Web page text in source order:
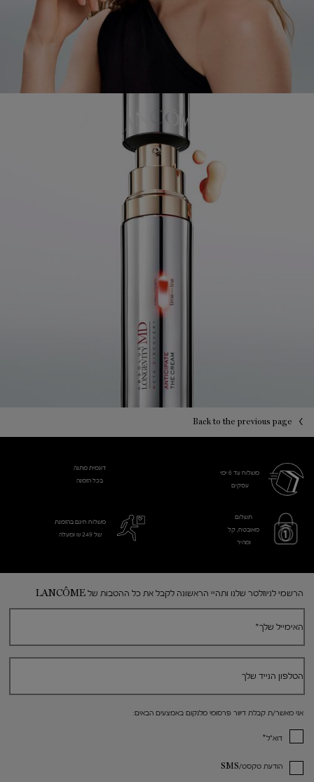
Back to the previous page
משלוח עד 6 ימי
עסקים​
דוגמית מתנה
בכל הזמנה
תשלום
מאובטח, קל
ומהיר
משלוח חינם בהזמנת
של 249 ₪ ומעלה
הרשמי לניוזלטר שלנו ותהיי הראשונה לקבל את כל ההטבות של LANCÔME
האימייל שלך*
הטלפון הנייד שלך
אני מאשר/ת קבלת דיוור פרסומי מלנקום באמצעים הבאים:
דוא"ל*
הודעת טקסט/SMS